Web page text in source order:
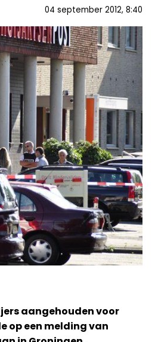
04 september 2012, 8:40
aangehouden voor
op een melding van